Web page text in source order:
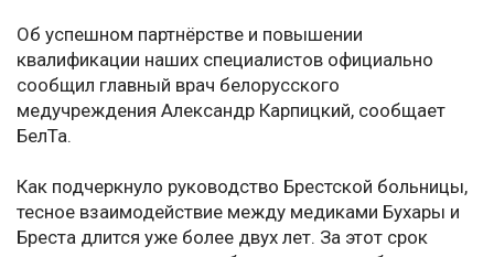
Об успешном партнёрстве и повышении
квалификации наших специалистов официально
сообщил главный врач белорусского
медучреждения Александр Карпицкий, сообщает
БелТа.
Как подчеркнуло руководство Брестской больницы,
тесное взаимодействие между медиками Бухары и
Бреста длится уже более двух лет. За этот срок